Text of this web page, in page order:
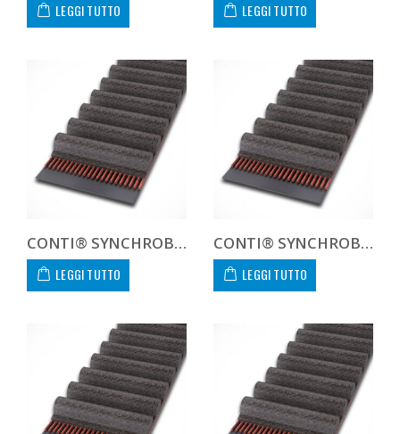
LEGGI TUTTO LEGGI TUTTO
CONTI® SYNCHROBELT HTD8109630
LEGGI TUTTO
CONTI® SYNCHROBELT HTD8109650
LEGGI TUTTO